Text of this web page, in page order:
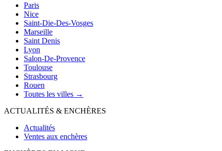
Paris
Nice
Saint-Die-Des-Vosges
Marseille
Saint Denis
Lyon
Salon-De-Provence
Toulouse
Strasbourg
Rouen
Toutes les villes →
ACTUALITÉS & ENCHÈRES
Actualités
Ventes aux enchères